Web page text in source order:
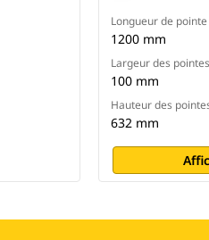
Longueur de pointe
1200 mm
Largeur des pointes
100 mm
Hauteur des
632 mm